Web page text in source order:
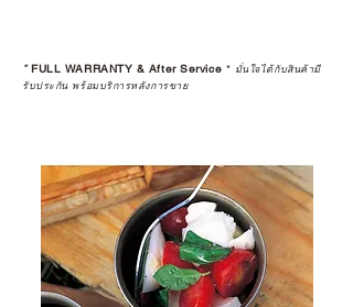
*FULL WARRANTY & After Service * มั่นใจได้กับสินค้ามี
รับประกัน พร้อมบริการหลังการขาย